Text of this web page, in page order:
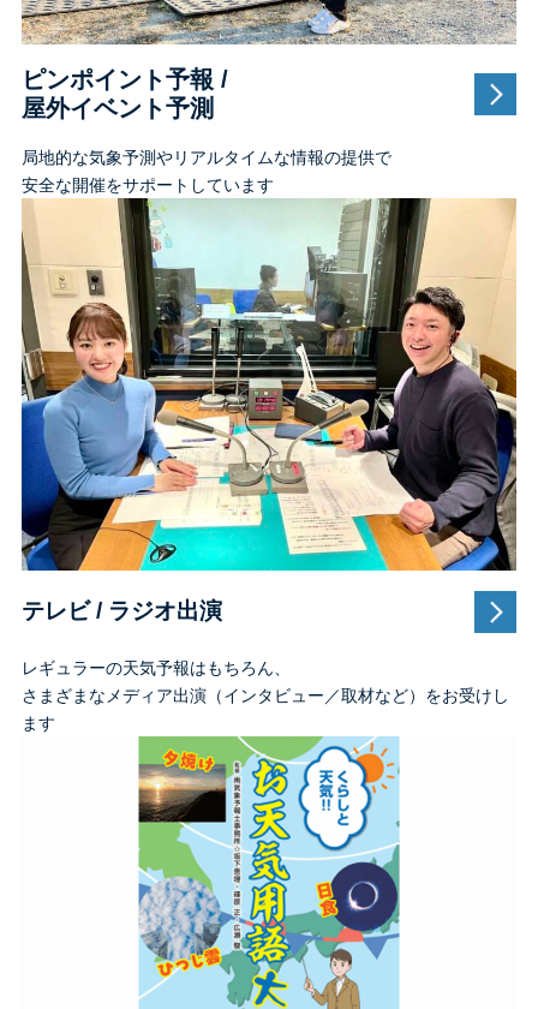
ピンポイント予報 /
屋外イベント予測
局地的な気象予測やリアルタイムな情報の提供で
安全な開催をサポートしています
テレビ / ラジオ出演
レギュラーの天気予報はもちろん、
さまざまなメディア出演（インタビュー／取材など）をお受けし
ます